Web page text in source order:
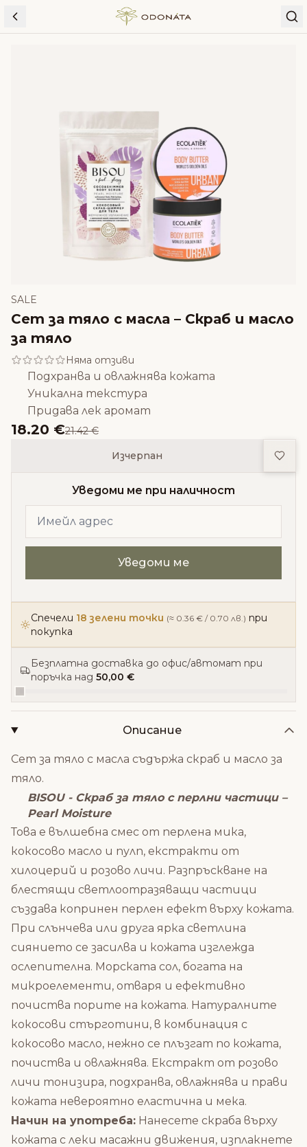
Skip to content
SALE
Сет за тяло с масла – Скраб и масло
за тяло
Няма отзиви
Подхранва и овлажнява кожата
Уникална текстура
Придава лек аромат
18.20 €21.42 €
Изчерпан
Уведоми ме при наличност
Спечели 18 зелени точки (≈ 0.36 € / 0.70 лв.) при
покупка
Безплатна доставка до офис/автомат при
поръчка над 50,00 €
Описание
Сет за тяло с масла съдържа скраб и масло за
тяло.
BISOU - Скраб за тяло с перлни частици –
Pearl Moisture
Това е вълшебна смес от перлена мика,
кокосово масло и пулп, екстракти от
хилоцерий и розово личи. Разпръскване на
блестящи светлоотразяващи частици
създава копринен перлен ефект върху кожата.
При слънчева или друга ярка светлина
сиянието се засилва и кожата изглежда
ослепителна. Морската сол, богата на
микроелементи, отваря и ефективно
почиства порите на кожата. Натуралните
кокосови стърготини, в комбинация с
кокосово масло, нежно се плъзгат по кожата,
почиства и овлажнява. Екстракт от розово
личи тонизира, подхранва, овлажнява и прави
кожата невероятно еластична и мека.
Начин на употреба: Нанесете скраба върху
кожата с леки масажни движения, изплакнете